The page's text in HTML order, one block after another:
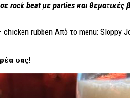
rock beat με parties και θεματικές
chicken rubben Από το menu: Sloppy
σας!